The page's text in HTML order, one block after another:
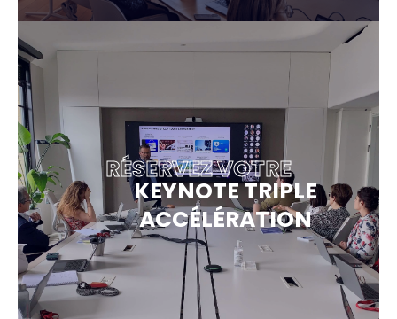
RÉSERVEZ VOTRE
KEYNOTE TRIPLE
ACCÉLÉRATION